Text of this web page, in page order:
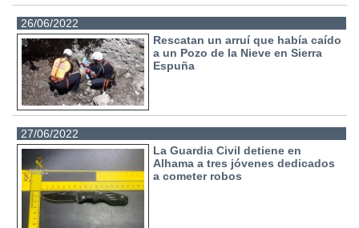
26/06/2022
Rescatan un arruí que había caído
a un Pozo de la Nieve en Sierra
Espuña
27/06/2022
La Guardia Civil detiene en
Alhama a tres jóvenes dedicados
a cometer robos